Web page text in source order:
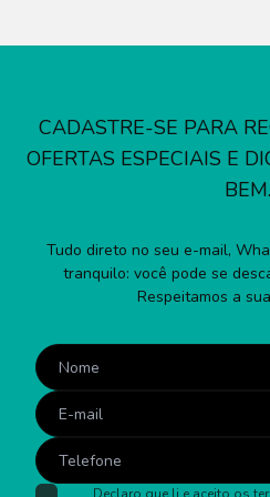
CADASTRE-SE PARA
OFERTAS ESPECIAIS E
BEM.
Tudo direto no seu e-mail,
tranquilo: você pode se
Respeitamos a